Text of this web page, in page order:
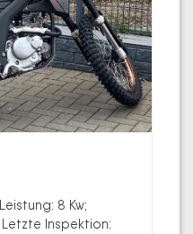
8 Kw;
Letzte Inspektion: